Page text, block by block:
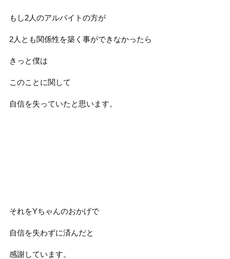
もし2人のアルバイトの方が
2人とも関係性を築く事ができなかったら
きっと僕は
このことに関して
自信を失っていたと思います。
それをYちゃんのおかげで
自信を失わずに済んだと
感謝しています。